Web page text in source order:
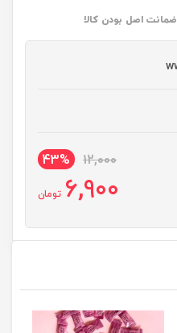
ضمانت اصل بودن کالا
12,000
43%
6,900 تومان